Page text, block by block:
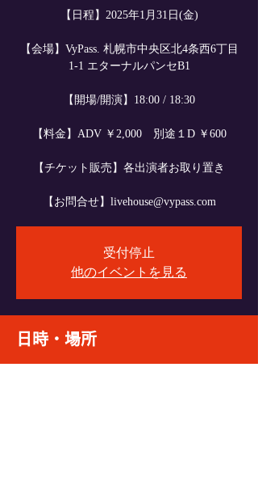
【日程】2025年1月31日(金)
【会場】VyPass. 札幌市中央区北4条西6丁目
1-1 エターナルパンセB1
【開場/開演】18:00 / 18:30
【料金】ADV ￥2,000 別途１D ￥600
【チケット販売】各出演者お取り置き
【お問合せ】livehouse@vypass.com
受付停止
他のイベントを見る
日時・場所